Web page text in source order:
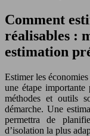
Comment
réalisables :
estimation
Estimer les
une étape importante
méthodes et outils
démarche. Une
permettra de
d’isolation la plus